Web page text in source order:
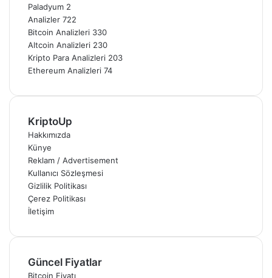
Paladyum 2
Analizler 722
Bitcoin Analizleri 330
Altcoin Analizleri 230
Kripto Para Analizleri 203
Ethereum Analizleri 74
KriptoUp
Hakkımızda
Künye
Reklam / Advertisement
Kullanıcı Sözleşmesi
Gizlilik Politikası
Çerez Politikası
İletişim
Güncel Fiyatlar
Bitcoin Fiyatı